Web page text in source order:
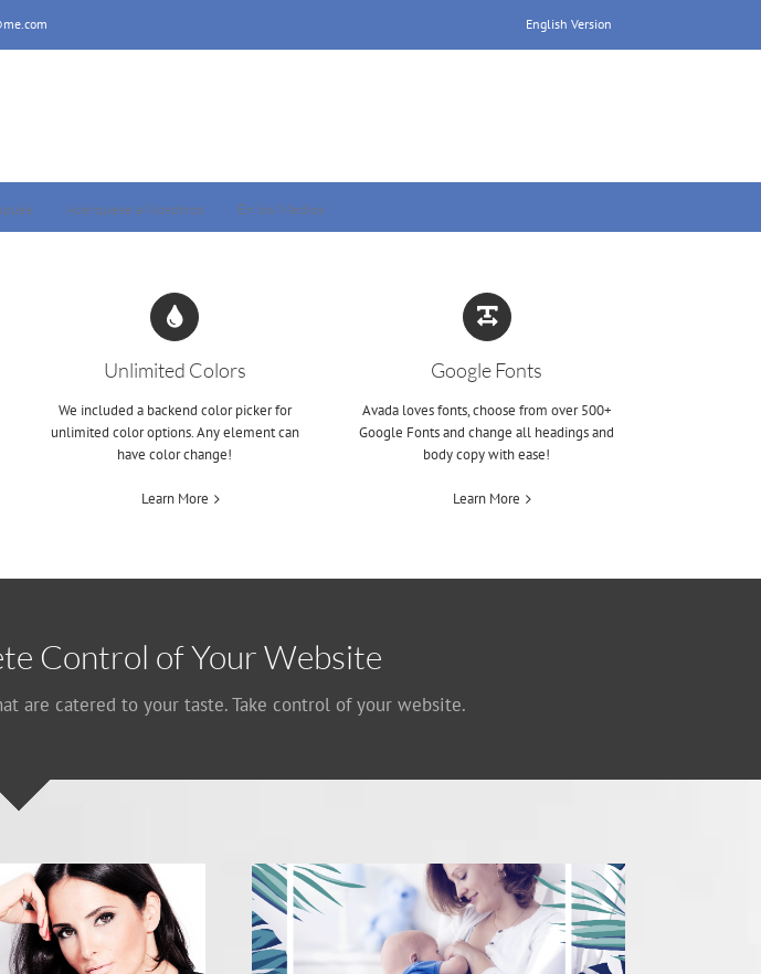
English Version
Acérquese a Nosotros En los Medios
Unlimited Colors
We included a backend color picker for
unlimited color options. Any element can
have color change!
Learn More
Google Fonts
Avada loves fonts, choose from over 500+
Google Fonts and change all headings and
body copy with ease!
Learn More
Control of Your Website
are catered to your taste. Take control of your website.
a Tu Bebé Después de una